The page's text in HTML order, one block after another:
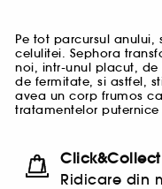
Pe tot parcursul
celulitei. Sephora
noi, intr-unul placut, de
de fermitate, si astfel,
avea un corp frumos
tratamentelor puternice
Click&Collect
Ridicare din